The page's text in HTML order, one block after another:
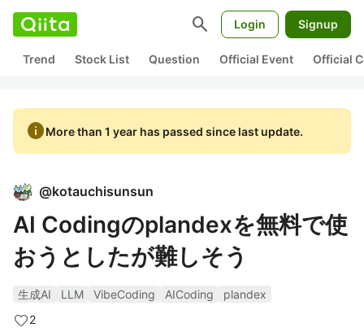
search Login Signup
Trend Stock List Question Official Event Official
infoMore than 1 year has passed since last update.
@kotauchisunsun
AI Codingのplandexを無料で使
おうとしたが難しそう
生成AI LLM VibeCoding AICoding
plandex
2